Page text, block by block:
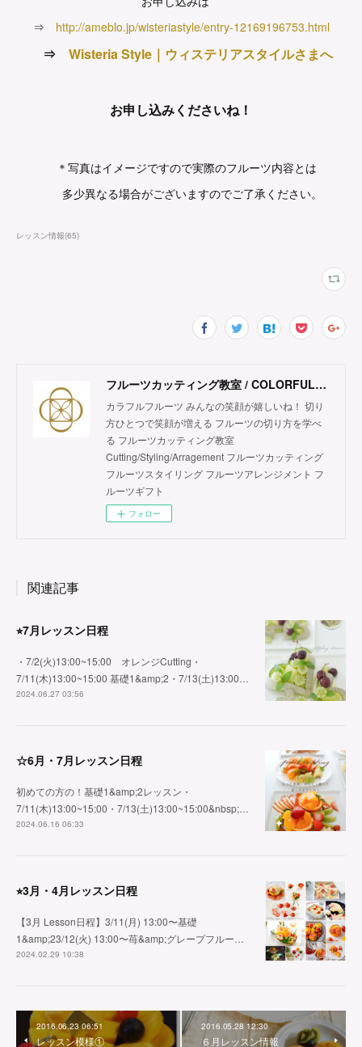
⇒ http://ameblo.jp/wisteriastyle/entry-12169196753.html
⇒ Wisteria Style｜ウィステリアスタイルさまへ
お申し込みくださいね！
＊写真はイメージですので実際のフルーツ内容とは
多少異なる場合がございますのでご了承ください。
レッスン情報(65)
フルーツカッティング教室 / COLORFUL FRUITS
カラフルフルーツ みんなの笑顔が嬉しいね！ 切り
方ひとつで笑顔が増える フルーツの切り方を学べ
る フルーツカッティング教室
Cutting/Styling/Arragement フルーツカッティング
フルーツスタイリング フルーツアレンジメント フ
ルーツギフト
フォロー
関連記事
⭐︎7月レッスン日程
・7/2(火)13:00~15:00 オレンジCutting・
7/11(木)13:00~15:00 基礎1&amp;2・7/13(土)13:00…
2024.06.27 03:56
☆6月・7月レッスン日程
初めての方の！基礎1&amp;2レッスン・
7/11(木)13:00~15:00・7/13(土)13:00~15:00&nbsp;…
2024.06.16 06:33
⭐︎3月・4月レッスン日程
【3月 Lesson日程】3/11(月) 13:00〜基礎
1&amp;23/12(火) 13:00〜苺&amp;グレープフルー…
2024.02.29 10:38
2016.06.23 06:51
レッスン模様①
2016.05.28 12:30
６月レッスン情報